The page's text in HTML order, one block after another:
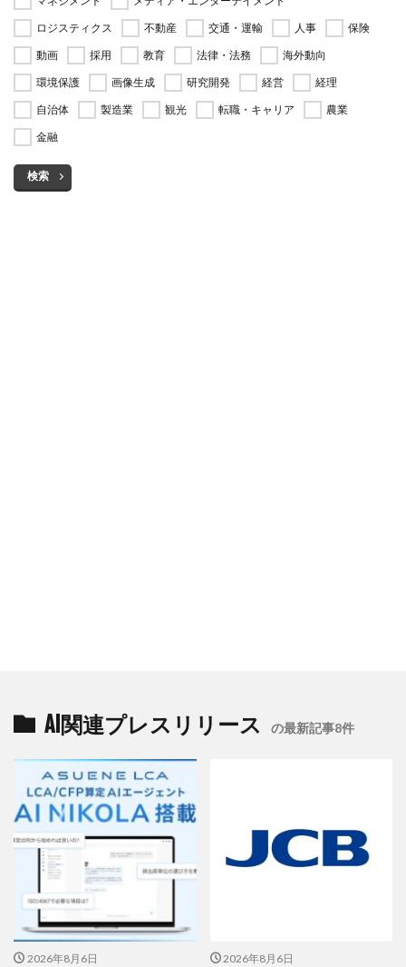
ロジスティクス
不動産 交通・運輸 人事
保険
動画
採用 教育 法律・法務
海外動向
環境保護
画像生成 研究開発 経営
経理
自治体
製造業 観光 転職・キャリア
農業
金融
検索
AI関連プレスリリース の最新記事8件
2026年8月6日 2026年8月6日